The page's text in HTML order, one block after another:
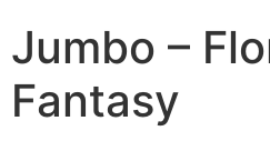
Jumbo –
Fantasy